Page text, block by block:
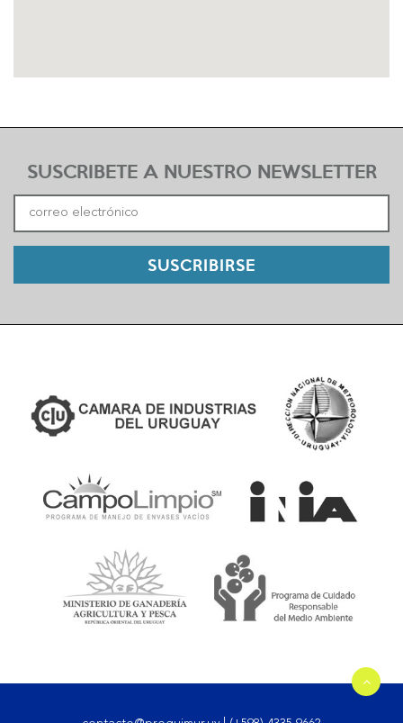
SUSCRIBETE A NUESTRO NEWSLETTER
SUSCRIBIRSE